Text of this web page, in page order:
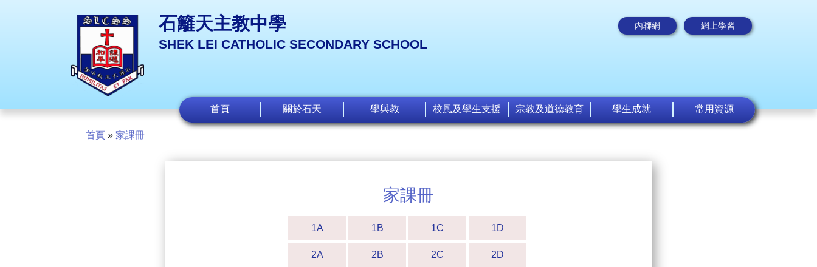
石籬天主教中學
SHEK LEI CATHOLIC SECONDARY SCHOOL
內聯網 網上學習
首頁 關於石天 學與教 校風及學生支援 宗教及道德教育 學生成就 常用資源
首頁 » 家課冊
家課冊
1A 1B 1C 1D
2A 2B 2C 2D